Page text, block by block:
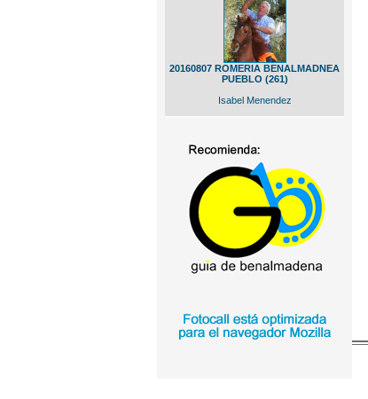
20160807 ROMERIA BENALMADNEA
PUEBLO (261)
Isabel Menendez